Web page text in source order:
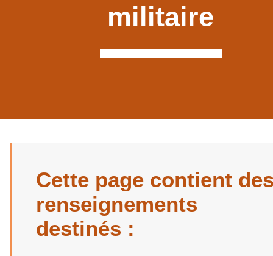
militaire
Cette page contient
renseignements
destinés :